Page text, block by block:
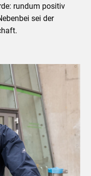
rundum positiv
sei der